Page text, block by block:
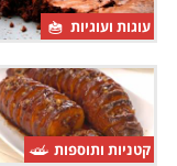
עוגות ועוגיות
קטניות ותוספות